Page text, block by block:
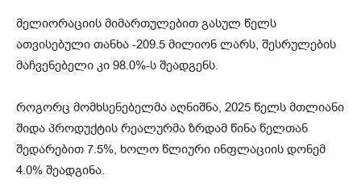
მელიორაციის მიმართულებით გასულ წელს
ათვისებული თანხა -209.5 მილიონ ლარს, შესრულების
მაჩვენებელი კი 98.0%-ს შეადგენს.
როგორც მომხსენებელმა აღნიშნა, 2025 წელს მთლიანი
შიდა პროდუქტის რეალურმა ზრდამ წინა წელთან
შედარებით 7.5%, ხოლო წლიური ინფლაციის დონემ
4.0% შეადგინა.